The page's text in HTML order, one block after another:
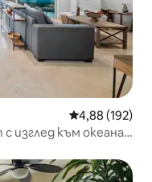
Средна
4,88 (192)
изглед към океана